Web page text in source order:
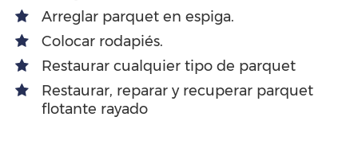
Arreglar parquet en espiga.
Colocar rodapiés.
Restaurar cualquier tipo de parquet
Restaurar, reparar y recuperar parquet
flotante rayado